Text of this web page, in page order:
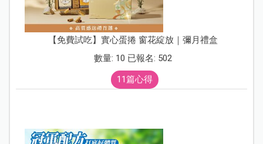
【免費試吃】實心蛋捲 窗花綻放｜彌月禮盒
數量: 10 已報名: 502
11篇心得